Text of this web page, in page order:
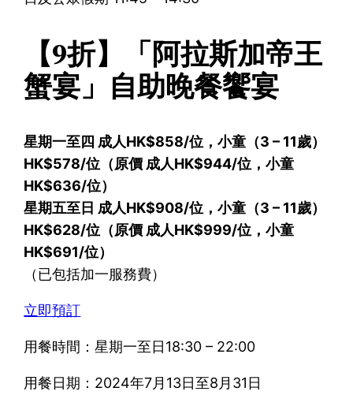
【9折】「阿拉斯加帝王
蟹宴」自助晚餐饗宴
星期一至四 成人HK$858/位，小童（3 – 11歲）
HK$578/位（原價 成人HK$944/位，小童
HK$636/位）
星期五至日 成人HK$908/位，小童（3 – 11歲）
HK$628/位（原價 成人HK$999/位，小童
HK$691/位）
（已包括加一服務費）
立即預訂
用餐時間：星期一至日18:30 – 22:00
用餐日期：2024年7月13日至8月31日